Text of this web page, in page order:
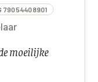
79054408901
moeilijke